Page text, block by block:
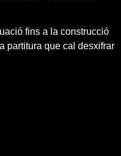
fins a la construcció
partitura que cal desxifrar